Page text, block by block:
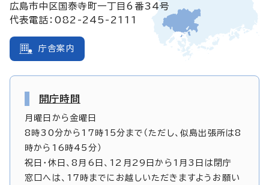
広島市中区国泰寺町一丁目6番34号
代表電話：082-245-2111
庁舎案内
開庁時間
月曜日から金曜日
8時30分から17時15分まで（ただし、似島出張所は8
時から16時45分）
祝日・休日、8月6日、12月29日から1月3日は閉庁
窓口へは、17時までにお越しいただきますようお願い